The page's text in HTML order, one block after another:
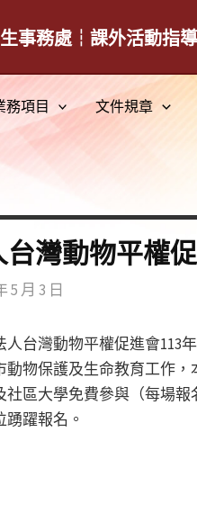
事務處┆課外活動指
務項目 文件規章
灣動物平權
5 月 3 日
台灣動物平權促進會113
動物保護及生命教育工作
社區大學免費參與（每場
躍報名。